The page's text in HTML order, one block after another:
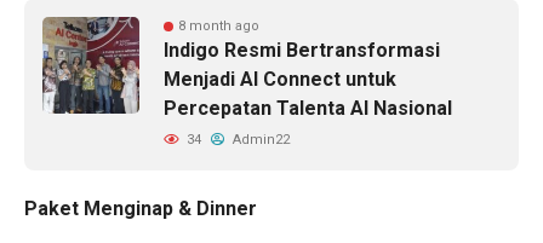
8 month ago
Indigo Resmi Bertransformasi
Menjadi AI Connect untuk
Percepatan Talenta AI Nasional
34 Admin22
Paket Menginap & Dinner